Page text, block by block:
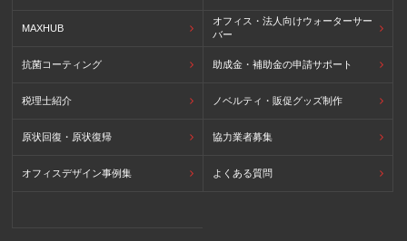
MAXHUB
オフィス・法人向けウォーターサー
バー
抗菌コーティング 助成金・補助金の申請サポート
税理士紹介 ノベルティ・販促グッズ制作
原状回復・原状復帰 協力業者募集
オフィスデザイン事例集 よくある質問